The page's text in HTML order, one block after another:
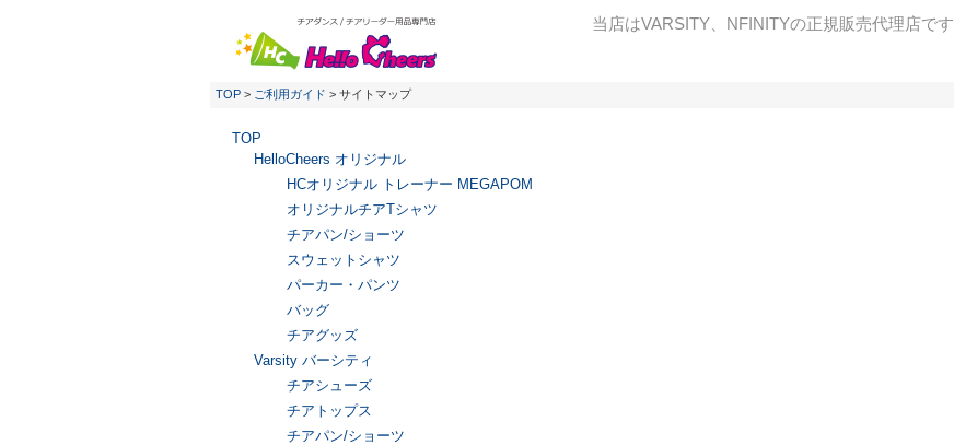
当店はVARSITY、NFINITYの正規販売代理店です
TOP > ご利用ガイド > サイトマップ
TOP
HelloCheers オリジナル
HCオリジナル トレーナー MEGAPOM
オリジナルチアTシャツ
チアパン/ショーツ
スウェットシャツ
パーカー・パンツ
バッグ
チアグッズ
Varsity バーシティ
チアシューズ
チアトップス
チアパン/ショーツ